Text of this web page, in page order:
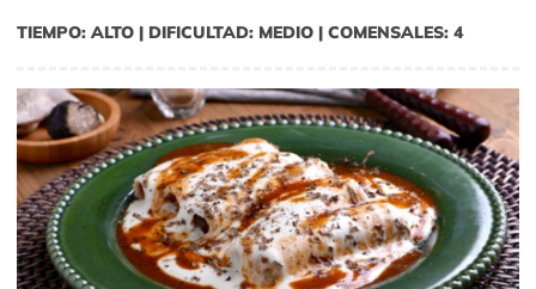
TIEMPO: ALTO | DIFICULTAD: MEDIO | COMENSALES: 4